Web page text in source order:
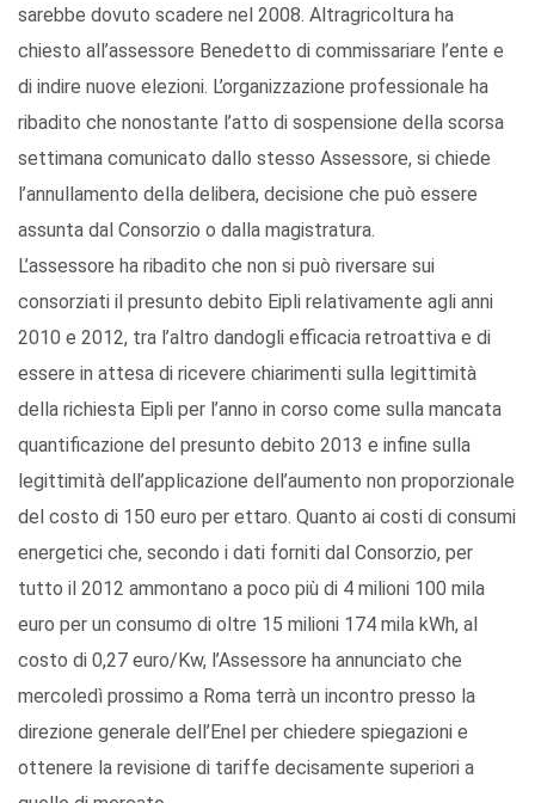
sarebbe dovuto scadere nel 2008. Altragricoltura ha
chiesto all’assessore Benedetto di commissariare l’ente e
di indire nuove elezioni. L’organizzazione professionale ha
ribadito che nonostante l’atto di sospensione della scorsa
settimana comunicato dallo stesso Assessore, si chiede
l’annullamento della delibera, decisione che può essere
assunta dal Consorzio o dalla magistratura.
L’assessore ha ribadito che non si può riversare sui
consorziati il presunto debito Eipli relativamente agli anni
2010 e 2012, tra l’altro dandogli efficacia retroattiva e di
essere in attesa di ricevere chiarimenti sulla legittimità
della richiesta Eipli per l’anno in corso come sulla mancata
quantificazione del presunto debito 2013 e infine sulla
legittimità dell’applicazione dell’aumento non proporzionale
del costo di 150 euro per ettaro. Quanto ai costi di consumi
energetici che, secondo i dati forniti dal Consorzio, per
tutto il 2012 ammontano a poco più di 4 milioni 100 mila
euro per un consumo di oltre 15 milioni 174 mila kWh, al
costo di 0,27 euro/Kw, l’Assessore ha annunciato che
mercoledì prossimo a Roma terrà un incontro presso la
direzione generale dell’Enel per chiedere spiegazioni e
ottenere la revisione di tariffe decisamente superiori a